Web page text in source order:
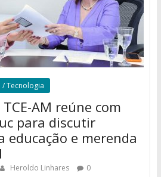
/ Tecnologia
AM reúne com
para discutir
educação e merenda
Heroldo Linhares 0